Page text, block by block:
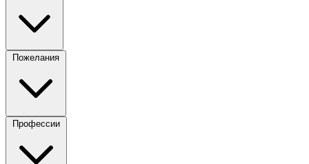
Пожелания
Профессии